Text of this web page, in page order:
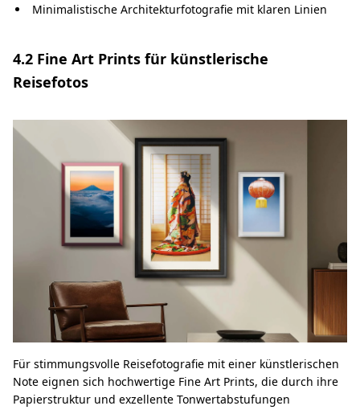
Minimalistische Architekturfotografie mit klaren Linien
4.2 Fine Art Prints für künstlerische
Reisefotos
Für stimmungsvolle Reisefotografie mit einer künstlerischen
Note eignen sich hochwertige Fine Art Prints, die durch ihre
Papierstruktur und exzellente Tonwertabstufungen